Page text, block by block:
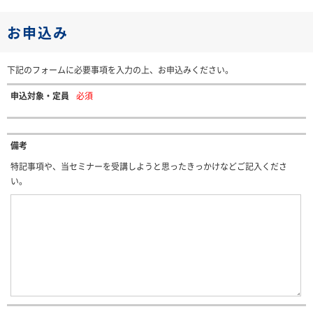
お申込み
下記のフォームに必要事項を入力の上、お申込みください。
申込対象・定員 必須
備考
特記事項や、当セミナーを受講しようと思ったきっかけなどご記入くださ
い。